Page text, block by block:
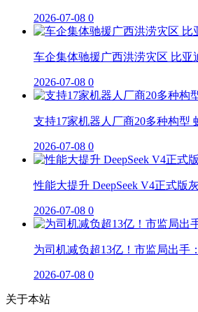
2026-07-08 0
车企集体驰援广西洪涝灾区 比亚
2026-07-08 0
支持17家机器人厂商20多种构型
2026-07-08 0
性能大提升 DeepSeek V4正式版
2026-07-08 0
为司机减负超13亿！市监局出手
2026-07-08 0
关于本站